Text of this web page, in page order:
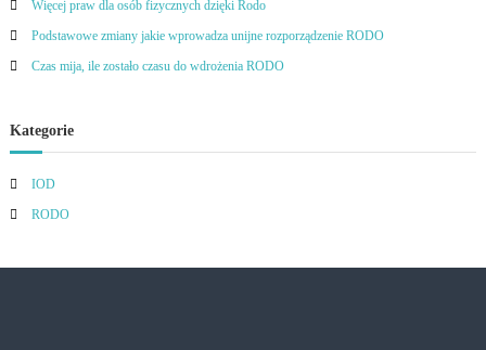
o
r
Więcej praw dla osób fizycznych dzięki Rodo
Podstawowe zmiany jakie wprowadza unijne rozporządzenie RODO
Czas mija, ile zostało czasu do wdrożenia RODO
Kategorie
IOD
RODO